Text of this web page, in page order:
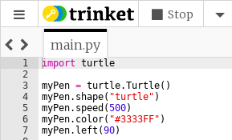
Stop
main.py
1
2
3
4
5
6
7
import turtle
myPen = turtle.Turtle( )
myPen. shape( "turtle" )
myPen. speed (500)
myPen. color( "#3333FF" )
myPen. left (90)